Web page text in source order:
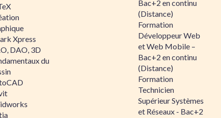
Xpress
DAO, 3D
du
Bac+2 en continu
(Distance)
Formation
Développeur Web
et Web Mobile –
Bac+2 en continu
(Distance)
Formation
Technicien
Supérieur Systèmes
et Réseaux - Bac+2